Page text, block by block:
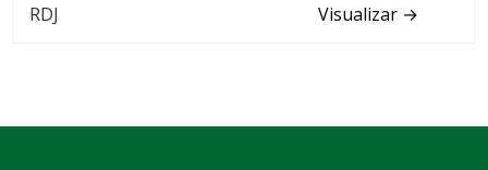
RDJ Visualizar →